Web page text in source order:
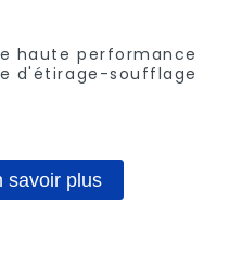
haute performance
d'étirage-soufflage
savoir plus